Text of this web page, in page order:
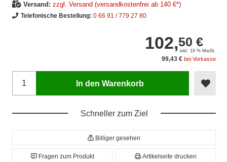
Versand: zzgl. Versand (versandkostenfrei ab 140 €*)
Telefonische Bestellung: 0 66 91 / 779 27 80
102,50 €
inkl. 19 % MwSt.
99,43 € bei Vorkasse
In den Warenkorb
Schneller zum Ziel
Billiger gesehen
Fragen zum Produkt Artikelseite drucken